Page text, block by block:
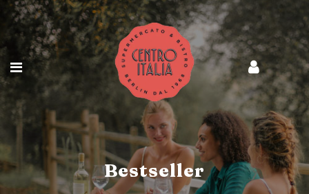
Bestseller